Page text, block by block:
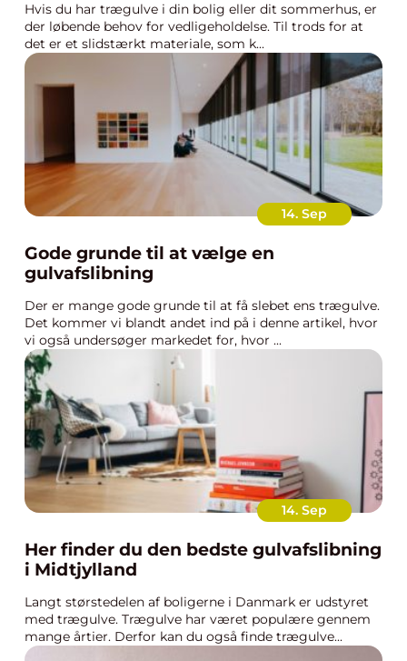
Hvis du har trægulve i din bolig eller dit sommerhus, er
der løbende behov for vedligeholdelse. Til trods for at
det er et slidstærkt materiale, som k...
14. Sep
Gode grunde til at vælge en
gulvafslibning
Der er mange gode grunde til at få slebet ens trægulve.
Det kommer vi blandt andet ind på i denne artikel, hvor
vi også undersøger markedet for, hvor ...
14. Sep
Her finder du den bedste gulvafslibning
i Midtjylland
Langt størstedelen af boligerne i Danmark er udstyret
med trægulve. Trægulve har været populære gennem
mange årtier. Derfor kan du også finde trægulve...